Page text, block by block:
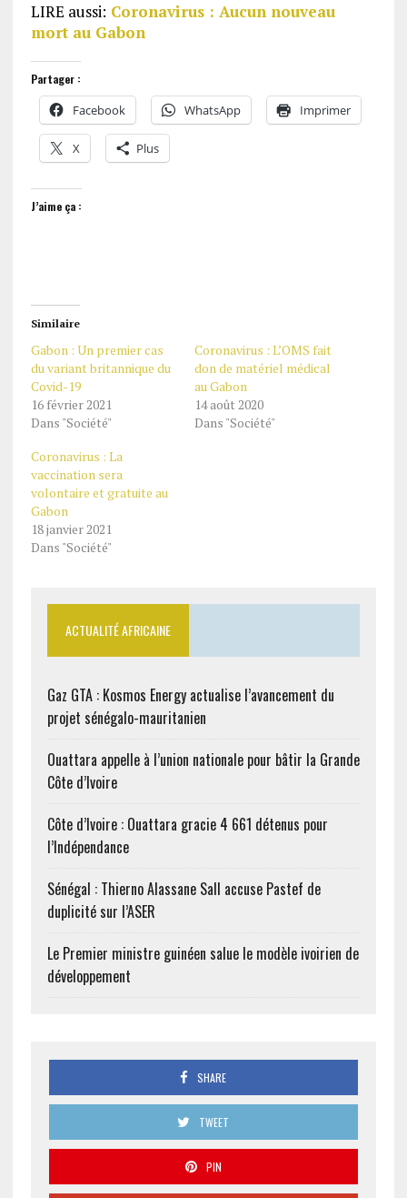
LIRE aussi: Coronavirus : Aucun nouveau
mort au Gabon
Partager :
Facebook WhatsApp Imprimer
X Plus
J’aime ça :
Similaire
Gabon : Un premier cas
du variant britannique du
Covid-19
16 février 2021
Dans "Société"
Coronavirus : L’OMS fait
don de matériel médical
au Gabon
14 août 2020
Dans "Société"
Coronavirus : La
vaccination sera
volontaire et gratuite au
Gabon
18 janvier 2021
Dans "Société"
ACTUALITÉ AFRICAINE
Gaz GTA : Kosmos Energy actualise l’avancement du
projet sénégalo-mauritanien
Ouattara appelle à l’union nationale pour bâtir la Grande
Côte d’Ivoire
Côte d’Ivoire : Ouattara gracie 4 661 détenus pour
l’Indépendance
Sénégal : Thierno Alassane Sall accuse Pastef de
duplicité sur l’ASER
Le Premier ministre guinéen salue le modèle ivoirien de
développement
SHARE
TWEET
PIN